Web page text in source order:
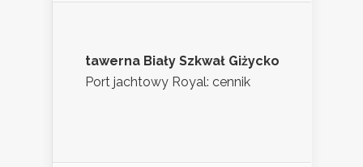
tawerna Biały Szkwał Giżycko
Port jachtowy Royal: cennik